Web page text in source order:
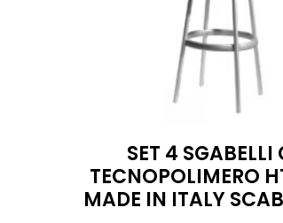
SET 4 SGABELLI
TECNOPOLIMERO
MADE IN ITALY